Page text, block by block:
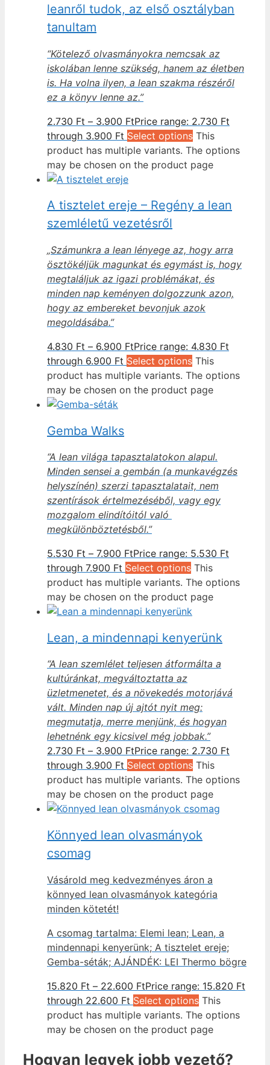
leanről tudok, az első osztályban
tanultam
“Kötelező olvasmányokra nemcsak az
iskolában lenne szükség, hanem az életben
is. Ha volna ilyen, a lean szakma részéről
ez a könyv lenne az.”
2.730 Ft – 3.900 FtPrice range: 2.730 Ft
through 3.900 Ft Select options This
product has multiple variants. The options
may be chosen on the product page
A tisztelet ereje – Regény a lean
szemléletű vezetésről
„Számunkra a lean lényege az, hogy arra
ösztökéljük magunkat és egymást is, hogy
megtaláljuk az igazi problémákat, és
minden nap keményen dolgozzunk azon,
hogy az embereket bevonjuk azok
megoldásába.”
4.830 Ft – 6.900 FtPrice range: 4.830 Ft
through 6.900 Ft Select options This
product has multiple variants. The options
may be chosen on the product page
Gemba Walks
“A lean világa tapasztalatokon alapul.
Minden sensei a gembán (a munkavégzés
helyszínén) szerzi tapasztalatait, nem
szentírások értelmezéséből, vagy egy
mozgalom elindítóitól való
megkülönböztetésből.”
5.530 Ft – 7.900 FtPrice range: 5.530 Ft
through 7.900 Ft Select options This
product has multiple variants. The options
may be chosen on the product page
Lean, a mindennapi kenyerünk
“A lean szemlélet teljesen átformálta a
kultúránkat, megváltoztatta az
üzletmenetet, és a növekedés motorjává
vált. Minden nap új ajtót nyit meg:
megmutatja, merre menjünk, és hogyan
lehetnénk egy kicsivel még jobbak.”
2.730 Ft – 3.900 FtPrice range: 2.730 Ft
through 3.900 Ft Select options This
product has multiple variants. The options
may be chosen on the product page
Könnyed lean olvasmányok
csomag
Vásárold meg kedvezményes áron a
könnyed lean olvasmányok kategória
minden kötetét!
A csomag tartalma: Elemi lean; Lean, a
mindennapi kenyerünk; A tisztelet ereje;
Gemba-séták; AJÁNDÉK: LEI Thermo bögre
15.820 Ft – 22.600 FtPrice range: 15.820 Ft
through 22.600 Ft Select options This
product has multiple variants. The options
may be chosen on the product page
Hogyan legyek jobb vezető?